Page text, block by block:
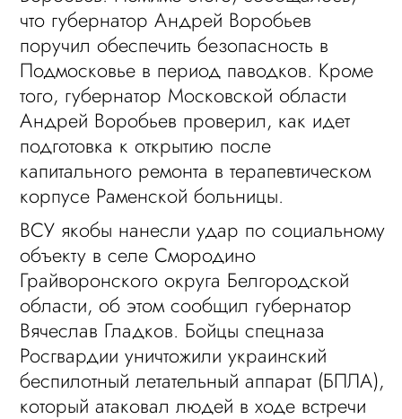
что губернатор Андрей Воробьев
поручил обеспечить безопасность в
Подмосковье в период паводков. Кроме
того, губернатор Московской области
Андрей Воробьев проверил, как идет
подготовка к открытию после
капитального ремонта в терапевтическом
корпусе Раменской больницы.
ВСУ якобы нанесли удар по социальному
объекту в селе Смородино
Грайворонского округа Белгородской
области, об этом сообщил губернатор
Вячеслав Гладков. Бойцы спецназа
Росгвардии уничтожили украинский
беспилотный летательный аппарат (БПЛА),
который атаковал людей в ходе встречи